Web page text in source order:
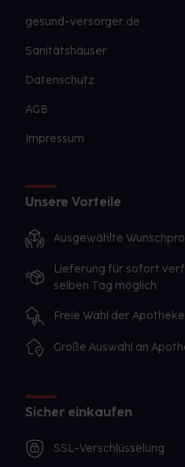
gesund-versorger.de
Sanitätshäuser
Datenschutz
AGB
Impressum
Unsere Vorteile
Ausgewählte
Lieferung für sofort
selben Tag möglich
Freie Wahl der Apotheke
Große Auswahl an
Sicher einkaufen
SSL-Verschlüsselung